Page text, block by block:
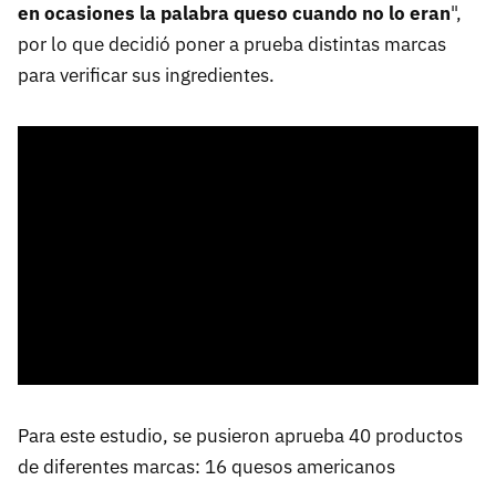
en ocasiones la palabra queso cuando no lo eran",
por lo que decidió poner a prueba distintas marcas
para verificar sus ingredientes.
Para este estudio, se pusieron aprueba 40 productos
de diferentes marcas: 16 quesos americanos